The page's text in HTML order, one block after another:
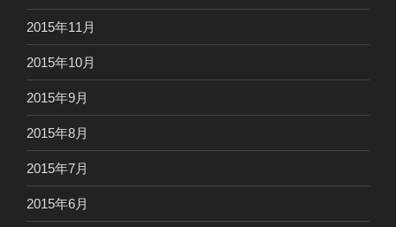
2015年11月
2015年10月
2015年9月
2015年8月
2015年7月
2015年6月